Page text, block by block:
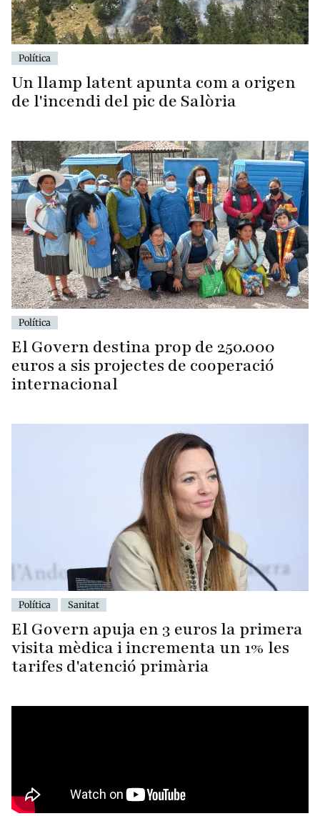
Política
Un llamp latent apunta com a origen
de l'incendi del pic de Salòria
Política
El Govern destina prop de 250.000
euros a sis projectes de cooperació
internacional
Política Sanitat
El Govern apuja en 3 euros la primera
visita mèdica i incrementa un 1% les
tarifes d'atenció primària